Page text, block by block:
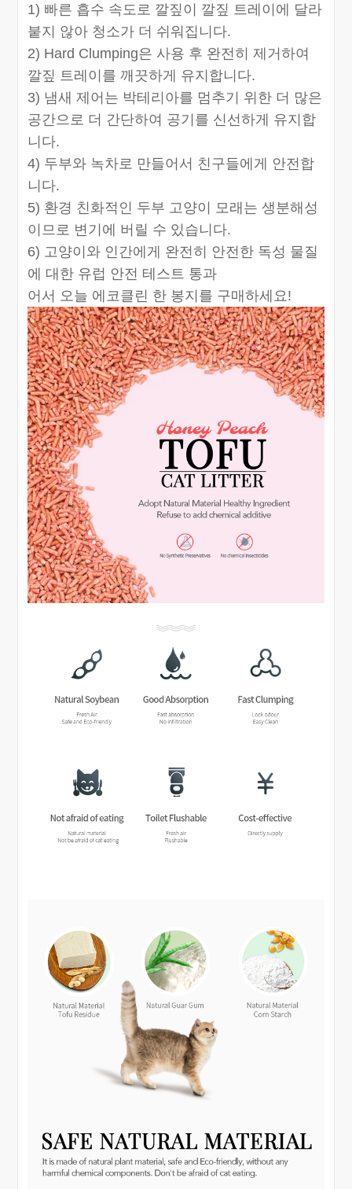
1) 빠른 흡수 속도로 깔짚이 깔짚 트레이에 달라
붙지 않아 청소가 더 쉬워집니다.
2) Hard Clumping은 사용 후 완전히 제거하여
깔짚 트레이를 깨끗하게 유지합니다.
3) 냄새 제어는 박테리아를 멈추기 위한 더 많은
공간으로 더 간단하여 공기를 신선하게 유지합
니다.
4) 두부와 녹차로 만들어서 친구들에게 안전합
니다.
5) 환경 친화적인 두부 고양이 모래는 생분해성
이므로 변기에 버릴 수 있습니다.
6) 고양이와 인간에게 완전히 안전한 독성 물질
에 대한 유럽 안전 테스트 통과
어서 오늘 에코클린 한 봉지를 구매하세요!